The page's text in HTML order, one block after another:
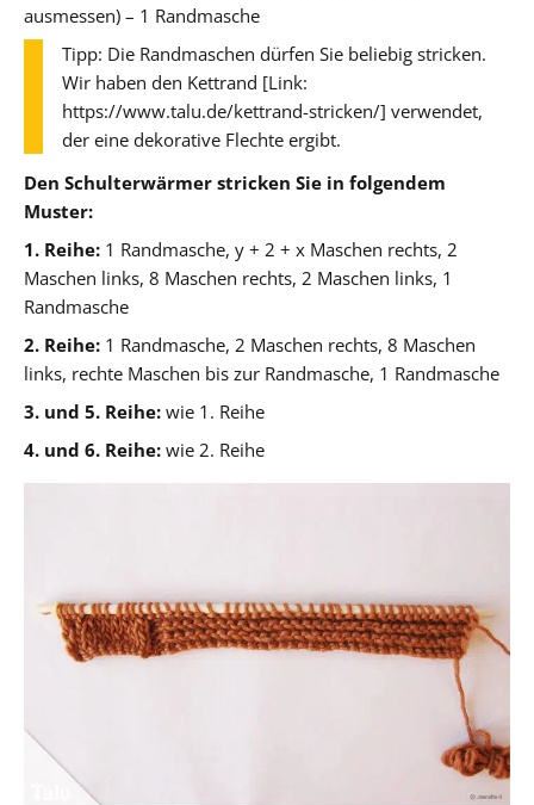
ausmessen) – 1 Randmasche
Tipp: Die Randmaschen dürfen Sie beliebig stricken.
Wir haben den Kettrand [Link:
https://www.talu.de/kettrand-stricken/] verwendet,
der eine dekorative Flechte ergibt.
Den Schulterwärmer stricken Sie in folgendem
Muster:
1. Reihe: 1 Randmasche, y + 2 + x Maschen rechts, 2
Maschen links, 8 Maschen rechts, 2 Maschen links, 1
Randmasche
2. Reihe: 1 Randmasche, 2 Maschen rechts, 8 Maschen
links, rechte Maschen bis zur Randmasche, 1 Randmasche
3. und 5. Reihe: wie 1. Reihe
4. und 6. Reihe: wie 2. Reihe